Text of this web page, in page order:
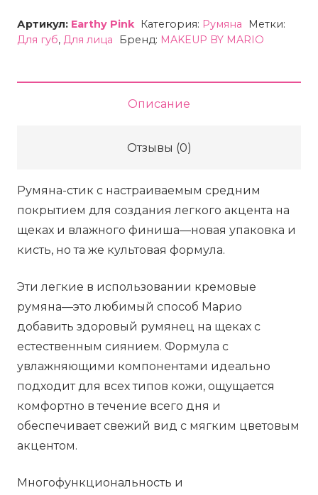
Румяна
Pop
Blush
Stick
-
Pink,
10.5
г
Артикул: Earthy Pink Категория: Румяна
Метки:
Для губ, Для лица Бренд: MAKEUP BY MARIO
Описание
Отзывы (0)
Румяна-стик с настраиваемым средним
покрытием для создания легкого акцента на
щеках и влажного финиша—новая упаковка и
кисть, но та же культовая формула.
Эти легкие в использовании кремовые
румяна—это любимый способ Марио
добавить здоровый румянец на щеках с
естественным сиянием. Формула с
увлажняющими компонентами идеально
подходит для всех типов кожи, ощущается
комфортно в течение всего дня и
обеспечивает свежий вид с мягким цветовым
акцентом.
Многофункциональность и